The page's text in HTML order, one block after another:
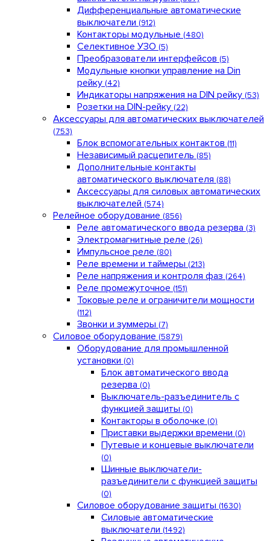
Промфактор
Укрэнерго-Альянс (Украина)
Дифференциальные автоматические
выключатели (912)
Контакторы модульные (480)
Селективное УЗО (5)
Преобразователи интерфейсов (5)
Модульные кнопки управление на Din
рейку (42)
Индикаторы напряжения на DIN рейку (53)
Розетки на DIN-рейку (22)
Аксессуары для автоматических выключателей
(753)
Блок вспомогательных контактов (11)
Независимый расцепитель (85)
Дополнительные контакты
автоматического выключателя (88)
Аксессуары для силовых автоматических
выключателей (574)
Релейное оборудование (856)
Реле автоматического ввода резерва (3)
Электромагнитные реле (26)
Импульсное реле (80)
Реле времени и таймеры (213)
Реле напряжения и контроля фаз (264)
Реле промежуточное (151)
Токовые реле и ограничители мощности
(112)
Звонки и зуммеры (7)
Силовое оборудование (5879)
Оборудование для промышленной
установки (0)
Блок автоматического ввода
резерва (0)
Выключатель-разъединитель с
функцией защиты (0)
Контакторы в оболочке (0)
Приставки выдержки времени (0)
Путевые и концевые выключатели
(0)
Шинные выключатели-
разъединители с функцией защиты
(0)
Силовое оборудование защиты (1630)
Силовые автоматические
выключатели (1492)